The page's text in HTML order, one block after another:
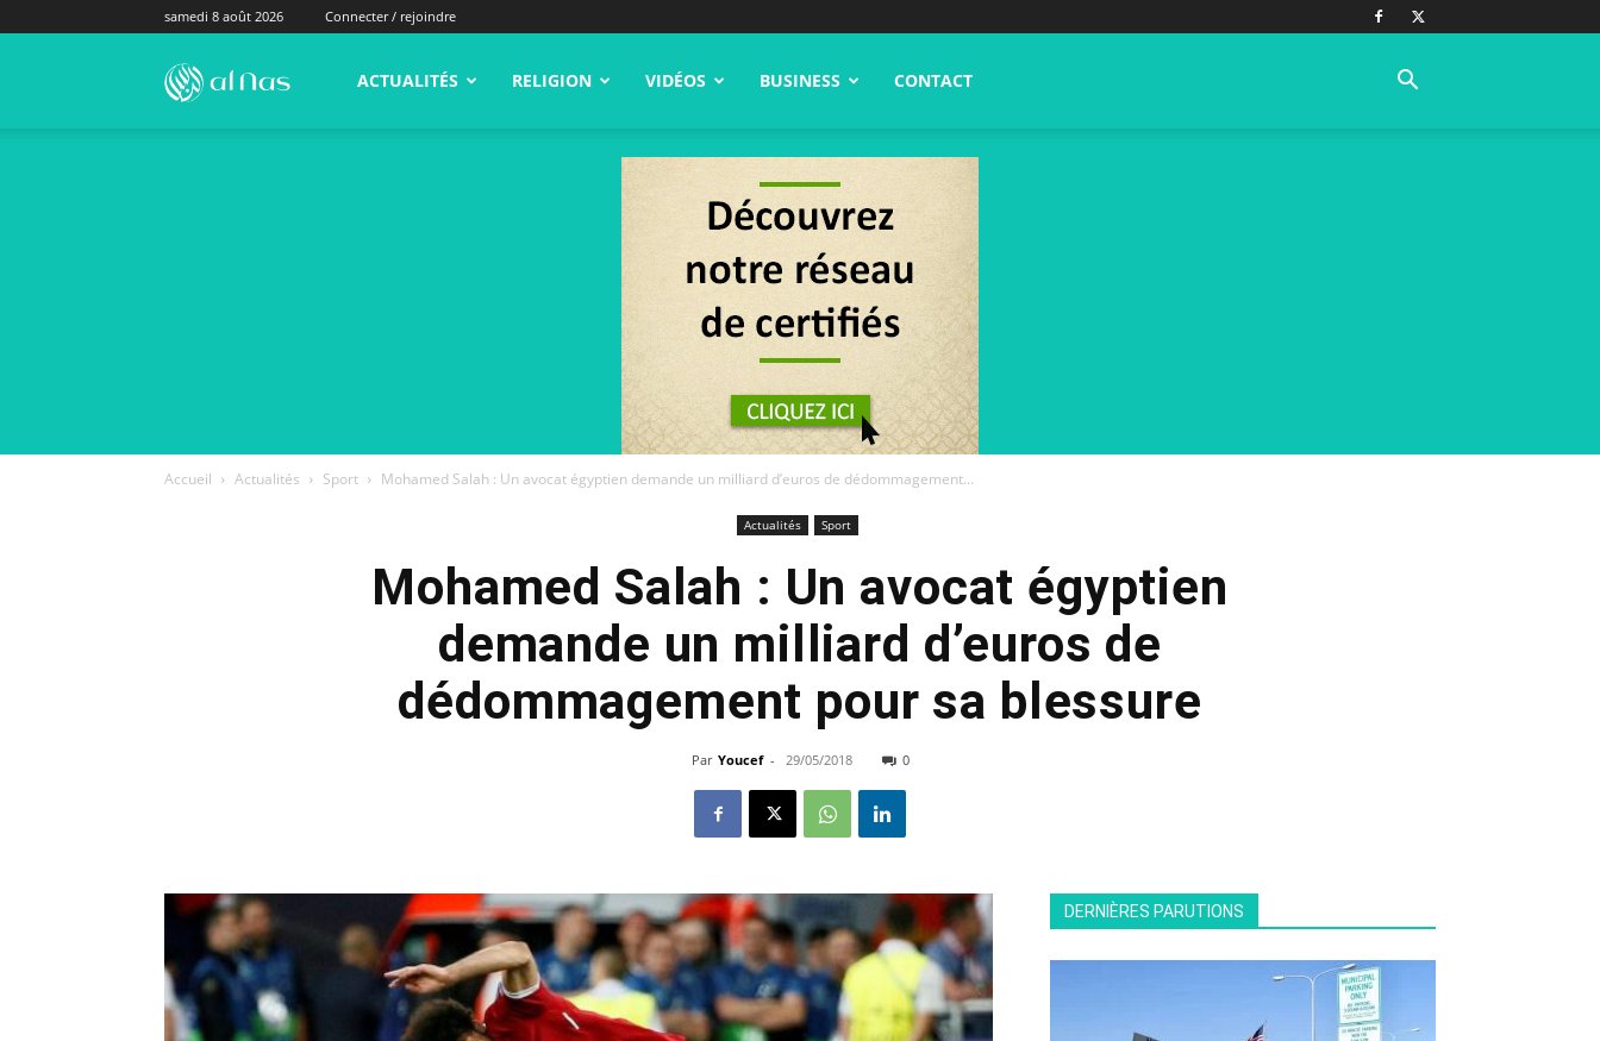
samedi 8 août 2026 Connecter / rejoindre
alNas.fr ACTUALITÉS RELIGION VIDÉOS BUSINESS CONTACT
Accueil Actualités Sport Mohamed Salah : Un avocat égyptien demande un milliard d’euros de dédommagement...
Actualités Sport
Mohamed Salah : Un avocat égyptien
demande un milliard d’euros de
dédommagement pour sa blessure
Par Youcef - 29/05/2018 0
DERNIÈRES PARUTIONS